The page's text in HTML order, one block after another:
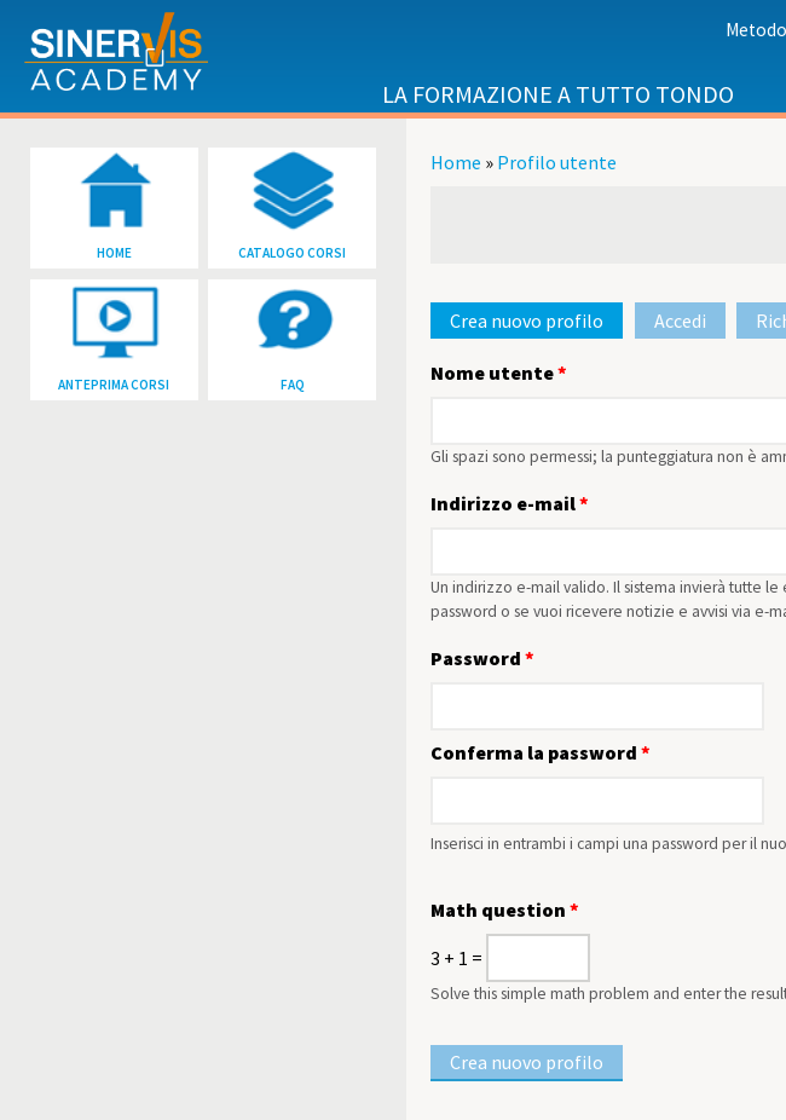
Salta al contenuto principale
LA FORMAZIONE A TUTTO TONDO
HOME CATALOGO CORSI
ANTEPRIMA CORSI FAQ
Home » Profilo utente
Schede primarie
Crea nuovo profilo (scheda attiva)
Accedi
Nome utente*
Gli spazi sono permessi; la punteggiatura non è
Indirizzo e-mail*
Un indirizzo e-mail valido. Il sistema invierà tutte
password o se vuoi ricevere notizie e avvisi via e-
Password*
Conferma la password*
Inserisci in entrambi i campi una password per il
Math question*
3 + 1 =
Solve this simple math problem and enter the